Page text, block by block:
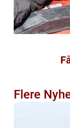
Flere